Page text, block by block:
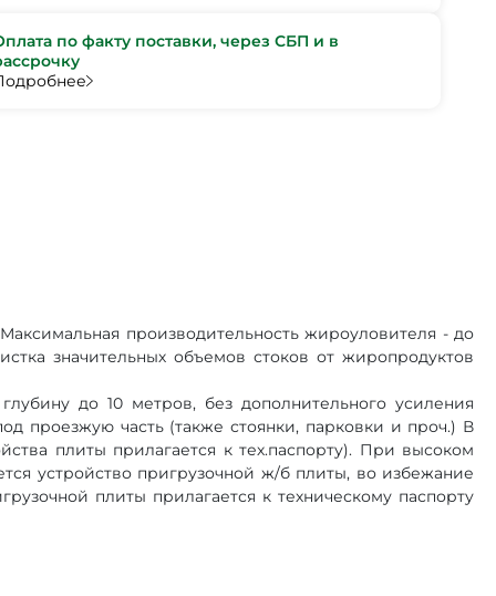
по факту поставки, через СБП и в
производительность жироуловителя - до
значительных объемов стоков от жиропродуктов
до 10 метров, без дополнительного усиления
проезжую часть (также стоянки, парковки и проч.) В
плиты прилагается к тех.паспорту). При высоком
устройство пригрузочной ж/б плиты, во избежание
плиты прилагается к техническому паспорту